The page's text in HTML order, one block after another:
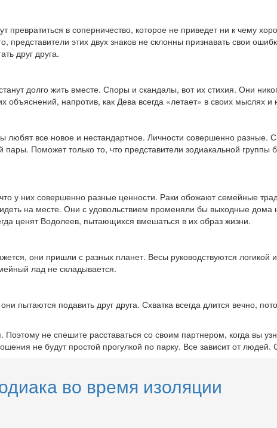
в соперничество, которое не приведет ни к чему
представители этих двух знаков не склонны признавать свои
друг друга.
долго жить вместе. Споры и скандалы, вот их стихия. Они
объяснений, напротив, как Дева всегда «летает» в своих
любят все новое и нестандартное. Личности совершенно разные.
Поможет только то, что представители зодиакальной
у них совершенно разные ценности. Раки обожают семейные
на месте. Они с удовольствием променяли бы выходные
ценят Водолеев, пытающихся вмешаться в их образ жизни.
они пришли с разных планет. Весы руководствуются
лад не складывается.
пытаются подавить друг друга. Схватка всегда длится вечно,
не спешите расставаться со своим партнером, когда вы
не будут простой прогулкой по парку. Все зависит от
во время изоляции